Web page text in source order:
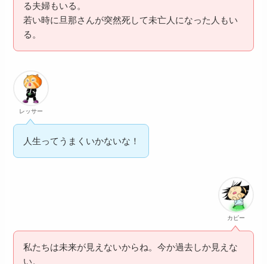
る夫婦もいる。
若い時に旦那さんが突然死して未亡人になった人もい
る。
レッサー
人生ってうまくいかないな！
カピー
私たちは未来が見えないからね。今か過去しか見えな
い。